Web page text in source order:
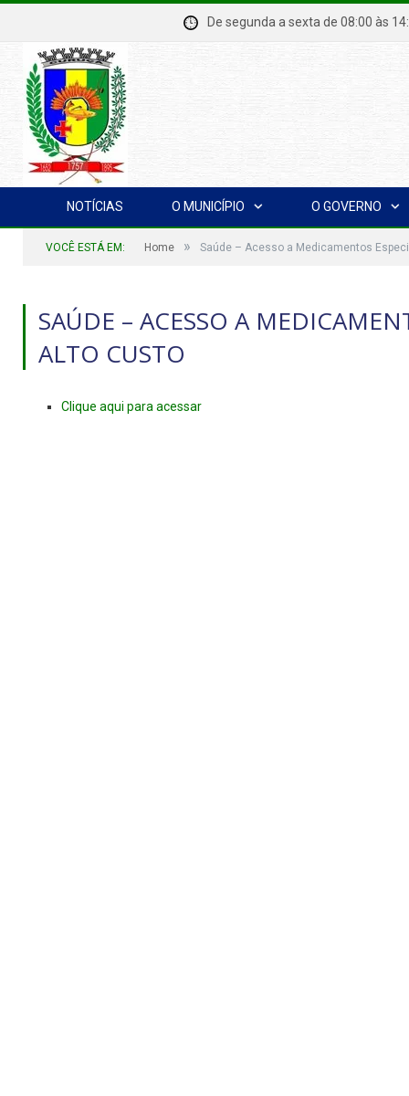
De segunda a sexta de 08:00
NOTÍCIAS O MUNICÍPIO O GOVERNO
VOCÊ ESTÁ EM: Home » Saúde – Acesso a Medicamentos
SAÚDE – ACESSO A
ALTO CUSTO
Clique aqui para acessar